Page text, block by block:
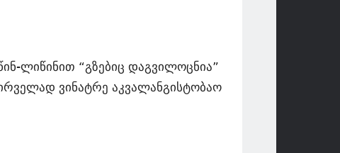
ლიწინით “გზებიც დაგვილოცნია”
ვინატრე აკვალანგისტობაო